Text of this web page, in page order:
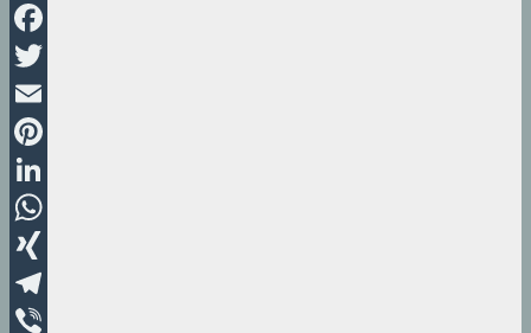
Facebook
Twitter
Email
Pinterest
LinkedIn
WhatsApp
XING
Telegram